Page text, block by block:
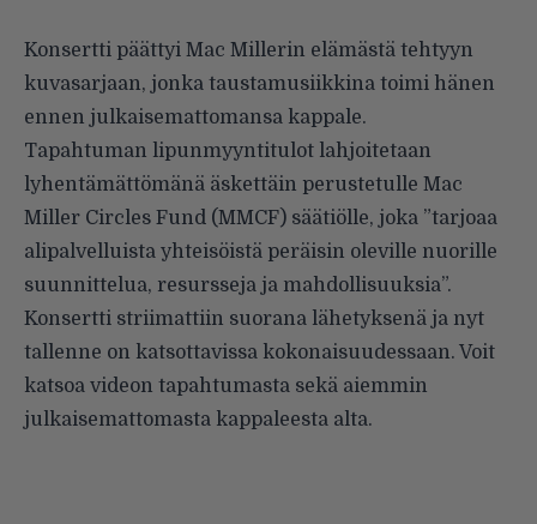
Konsertti päättyi Mac Millerin elämästä tehtyyn
kuvasarjaan, jonka taustamusiikkina toimi hänen
ennen julkaisemattomansa kappale.
Tapahtuman lipunmyyntitulot lahjoitetaan
lyhentämättömänä äskettäin perustetulle Mac
Miller Circles Fund (MMCF) säätiölle, joka ”tarjoaa
alipalvelluista yhteisöistä peräisin oleville nuorille
suunnittelua, resursseja ja mahdollisuuksia”.
Konsertti striimattiin suorana lähetyksenä ja nyt
tallenne on katsottavissa kokonaisuudessaan. Voit
katsoa videon tapahtumasta sekä aiemmin
julkaisemattomasta kappaleesta alta.